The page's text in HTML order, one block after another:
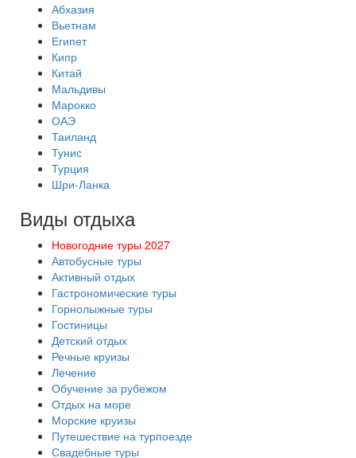
Абхазия
Вьетнам
Египет
Кипр
Китай
Мальдивы
Марокко
ОАЭ
Таиланд
Тунис
Турция
Шри-Ланка
Виды отдыха
Новогодние туры 2027
Автобусные туры
Активный отдых
Гастрономические туры
Горнолыжные туры
Гостиницы
Детский отдых
Речные круизы
Лечение
Обучение за рубежом
Отдых на море
Морские круизы
Путешествие на турпоезде
Свадебные туры